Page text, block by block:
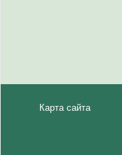
Карта сайта